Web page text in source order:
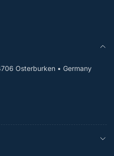
Osterburken • Germany